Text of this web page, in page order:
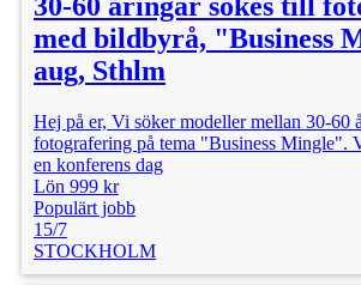
30-60 åringar sökes till
med bildbyrå, "Business
aug, Sthlm
Hej på er, Vi söker modeller mellan 30-60
fotografering på tema "Business Mingle".
en konferens dag
Lön 999 kr
Populärt jobb
15/7
STOCKHOLM